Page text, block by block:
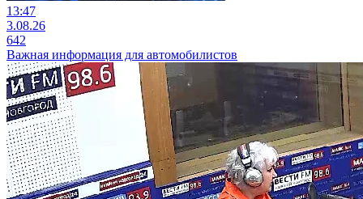
13:47
3.08.26
642
Важная информация для автомобилистов